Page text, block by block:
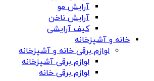
آرایش مو
آرایش ناخن
کیف آرایشی
خانه و آشپزخانه
لوازم برقی خانه و آشپزخانه
لوازم برقی آشپزخانه
لوازم برقی خانه